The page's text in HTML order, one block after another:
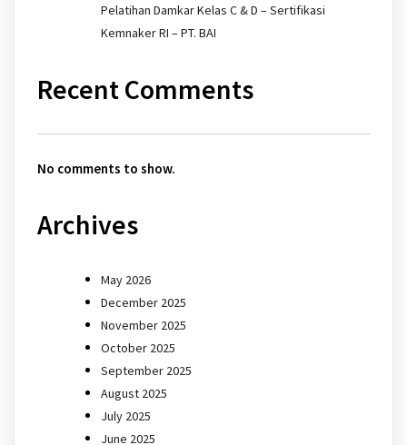
Pelatihan Damkar Kelas C & D – Sertifikasi
Kemnaker RI – PT. BAI
Recent Comments
No comments to show.
Archives
May 2026
December 2025
November 2025
October 2025
September 2025
August 2025
July 2025
June 2025